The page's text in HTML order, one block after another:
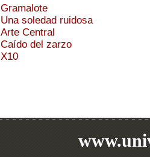
Gramalote
Una soledad ruidosa
Arte Central
Caído del zarzo
X10